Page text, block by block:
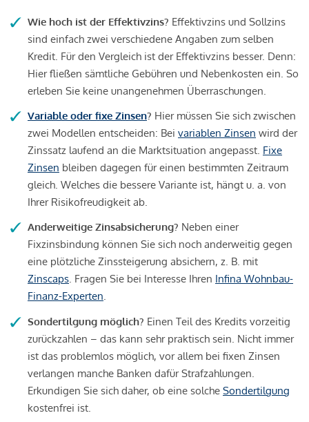
Wie hoch ist der Effektivzins? Effektivzins und Sollzins
sind einfach zwei verschiedene Angaben zum selben
Kredit. Für den Vergleich ist der Effektivzins besser. Denn:
Hier fließen sämtliche Gebühren und Nebenkosten ein. So
erleben Sie keine unangenehmen Überraschungen.
Variable oder fixe Zinsen? Hier müssen Sie sich zwischen
zwei Modellen entscheiden: Bei variablen Zinsen wird der
Zinssatz laufend an die Marktsituation angepasst. Fixe
Zinsen bleiben dagegen für einen bestimmten Zeitraum
gleich. Welches die bessere Variante ist, hängt u. a. von
Ihrer Risikofreudigkeit ab.
Anderweitige Zinsabsicherung? Neben einer
Fixzinsbindung können Sie sich noch anderweitig gegen
eine plötzliche Zinssteigerung absichern, z. B. mit
Zinscaps. Fragen Sie bei Interesse Ihren Infina Wohnbau-
Finanz-Experten.
Sondertilgung möglich? Einen Teil des Kredits vorzeitig
zurückzahlen – das kann sehr praktisch sein. Nicht immer
ist das problemlos möglich, vor allem bei fixen Zinsen
verlangen manche Banken dafür Strafzahlungen.
Erkundigen Sie sich daher, ob eine solche Sondertilgung
kostenfrei ist.